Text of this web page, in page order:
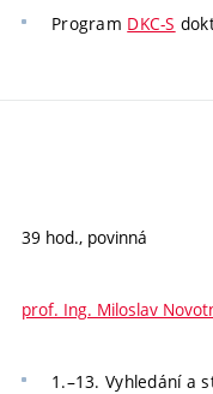
Program DKC-S
39 hod., povinná
prof. Ing. Miloslav
1.–13. Vyhledání a